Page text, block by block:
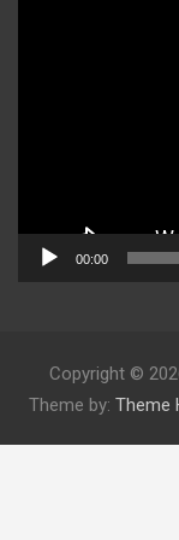
00:00
Copyright ©
Theme by: Theme